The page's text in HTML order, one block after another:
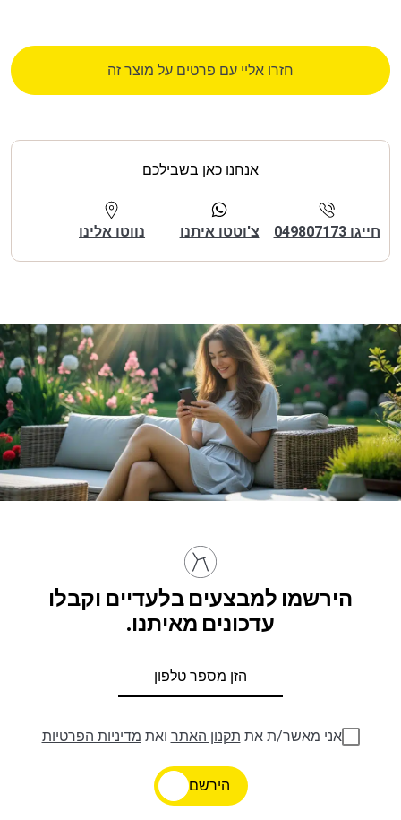
חזרו אליי עם פרטים על מוצר זה
אנחנו כאן בשבילכם
חייגו 049807173 צ'וטטו איתנו נווטו אלינו
הירשמו למבצעים בלעדיים וקבלו
עדכונים מאיתנו.
אני מאשר/ת את תקנון האתר ואת מדיניות הפרטיות
הירשם